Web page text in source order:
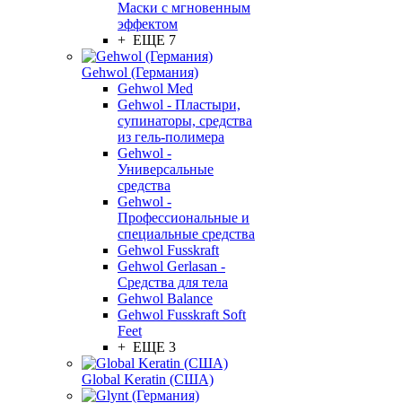
Маски с мгновенным
эффектом
+ ЕЩЕ 7
Gehwol (Германия)
Gehwol Med
Gehwol - Пластыри,
супинаторы, средства
из гель-полимера
Gehwol -
Универсальные
средства
Gehwol -
Профессиональные и
специальные средства
Gehwol Fusskraft
Gehwol Gerlasan -
Средства для тела
Gehwol Balance
Gehwol Fusskraft Soft
Feet
+ ЕЩЕ 3
Global Keratin (США)